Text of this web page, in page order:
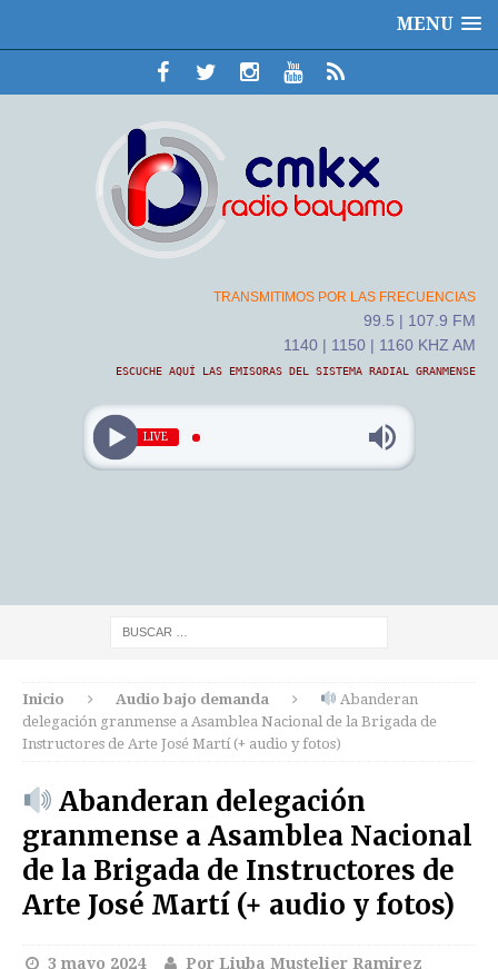
MENU
TRANSMITIMOS POR LAS FRECUENCIAS
99.5 | 107.9 FM
1140 | 1150 | 1160 KHZ AM
ESCUCHE AQUÍ LAS EMISORAS DEL SISTEMA RADIAL GRANMENSE
LIVE
Inicio Audio bajo demanda
Abanderan
delegación granmense a Asamblea Nacional de la Brigada de
Instructores de Arte José Martí (+ audio y fotos)
Abanderan delegación
granmense a Asamblea Nacional
de la Brigada de Instructores de
Arte José Martí (+ audio y fotos)
3 mayo 2024 Por Liuba Mustelier Ramirez